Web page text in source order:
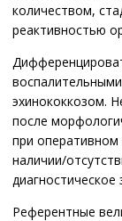
количеством,
реактивностью
эхинококкозом.
после
при
наличии/
диагностическое
Референтные